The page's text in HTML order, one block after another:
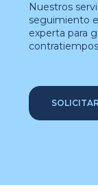
Nuestros
seguimiento
experta para